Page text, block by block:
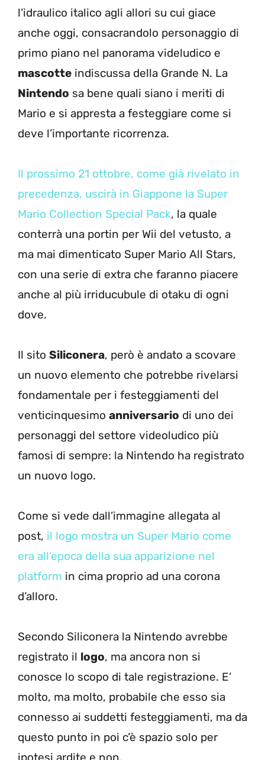
l’idraulico italico agli allori su cui giace
anche oggi, consacrandolo personaggio di
primo piano nel panorama videludico e
mascotte indiscussa della Grande N. La
Nintendo sa bene quali siano i meriti di
Mario e si appresta a festeggiare come si
deve l’importante ricorrenza.
Il prossimo 21 ottobre, come già rivelato in
precedenza, uscirà in Giappone la Super
Mario Collection Special Pack, la quale
conterrà una portin per Wii del vetusto, a
ma mai dimenticato Super Mario All Stars,
con una serie di extra che faranno piacere
anche al più irriducubule di otaku di ogni
dove.
Il sito Siliconera, però è andato a scovare
un nuovo elemento che potrebbe rivelarsi
fondamentale per i festeggiamenti del
venticinquesimo anniversario di uno dei
personaggi del settore videoludico più
famosi di sempre: la Nintendo ha registrato
un nuovo logo.
Come si vede dall’immagine allegata al
post, il logo mostra un Super Mario come
era all’epoca della sua apparizione nel
platform in cima proprio ad una corona
d’alloro.
Secondo Siliconera la Nintendo avrebbe
registrato il logo, ma ancora non si
conosce lo scopo di tale registrazione. E’
molto, ma molto, probabile che esso sia
connesso ai suddetti festeggiamenti, ma da
questo punto in poi c’è spazio solo per
ipotesi ardite e non.